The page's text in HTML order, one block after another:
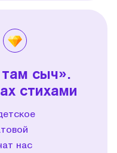
сыч».
стихами
нас